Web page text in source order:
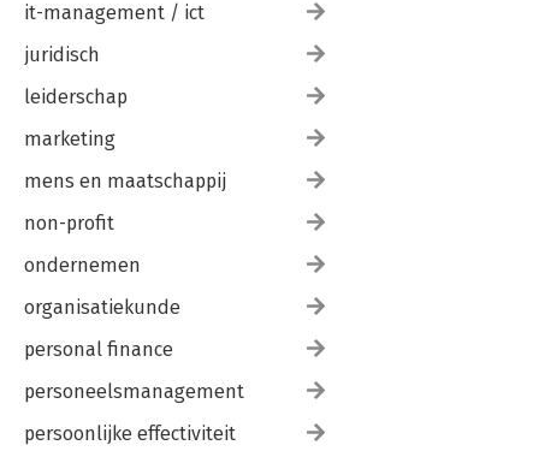
it-management / ict
juridisch
leiderschap
marketing
mens en maatschappij
non-profit
ondernemen
organisatiekunde
personal finance
personeelsmanagement
persoonlijke effectiviteit